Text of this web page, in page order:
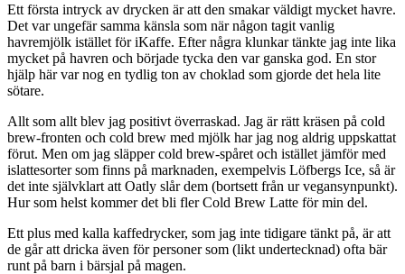
Ett första intryck av drycken är att den smakar väldigt mycket havre.
Det var ungefär samma känsla som när någon tagit vanlig
havremjölk istället för iKaffe. Efter några klunkar tänkte jag inte lika
mycket på havren och började tycka den var ganska god. En stor
hjälp här var nog en tydlig ton av choklad som gjorde det hela lite
sötare.
Allt som allt blev jag positivt överraskad. Jag är rätt kräsen på cold
brew-fronten och cold brew med mjölk har jag nog aldrig uppskattat
förut. Men om jag släpper cold brew-spåret och istället jämför med
islattesorter som finns på marknaden, exempelvis Löfbergs Ice, så är
det inte självklart att Oatly slår dem (bortsett från ur vegansynpunkt).
Hur som helst kommer det bli fler Cold Brew Latte för min del.
Ett plus med kalla kaffedrycker, som jag inte tidigare tänkt på, är att
de går att dricka även för personer som (likt undertecknad) ofta bär
runt på barn i bärsjal på magen.